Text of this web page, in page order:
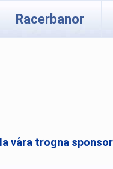
Racerbanor
våra trogna